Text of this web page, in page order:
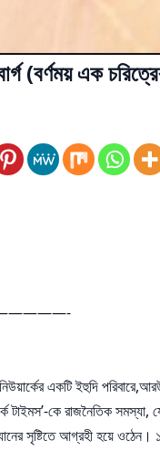
(বর্ণময় এক
একটি ইহুদি
টাইমস’-কে রাজনৈতিক
সৃষ্টিতে আগ্রহী হয়ে